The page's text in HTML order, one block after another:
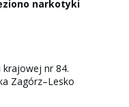
narkotyki
nr 84.
Zagórz–Lesko